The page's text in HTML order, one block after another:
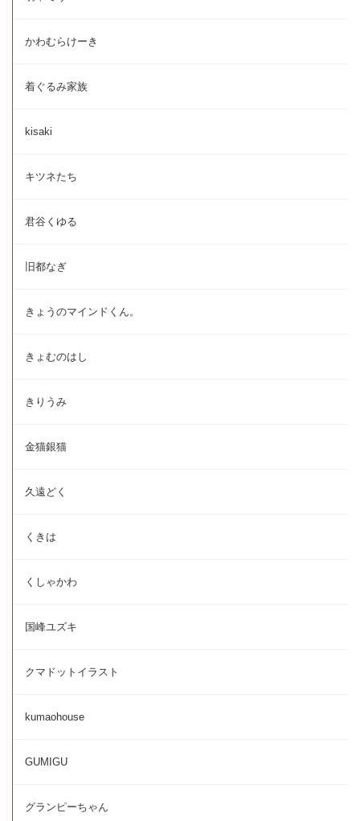
かわむらけーき
着ぐるみ家族
kisaki
キツネたち
君谷くゆる
旧都なぎ
きょうのマインドくん。
きょむのはし
きりうみ
金猫銀猫
久遠どく
くきは
くしゃかわ
国峰ユズキ
クマドットイラスト
kumaohouse
GUMIGU
グランピーちゃん